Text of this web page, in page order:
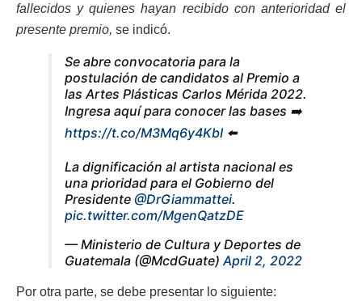
fallecidos y quienes hayan recibido con anterioridad el
presente premio, se indicó.
Se abre convocatoria para la
postulación de candidatos al Premio a
las Artes Plásticas Carlos Mérida 2022.
Ingresa aquí para conocer las bases ➡️
https://t.co/M3Mq6y4KbI⬅️
La dignificación al artista nacional es
una prioridad para el Gobierno del
Presidente @DrGiammattei.
pic.twitter.com/MgenQatzDE
— Ministerio de Cultura y Deportes de
Guatemala (@McdGuate) April 2, 2022
Por otra parte, se debe presentar lo siguiente: